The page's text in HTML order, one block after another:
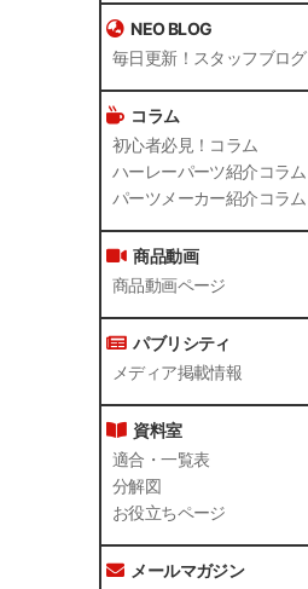
NEO BLOG
毎日更新！スタッフブログ
コラム
初心者必見！コラム
ハーレーパーツ紹介コラム
パーツメーカー紹介コラム
商品動画
商品動画ページ
パブリシティ
メディア掲載情報
資料室
適合・一覧表
分解図
お役立ちページ
メールマガジン